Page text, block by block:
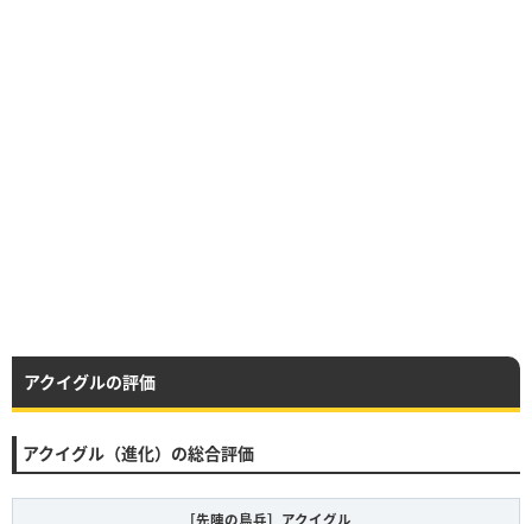
アクイグルの評価
アクイグル（進化）の総合評価
［先陣の鳥兵］アクイグル